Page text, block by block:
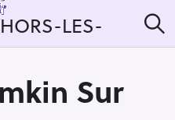
LES-
e
Sur